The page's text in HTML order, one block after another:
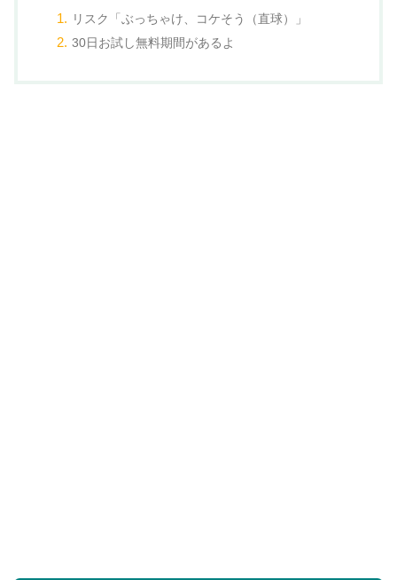
リスク「ぶっちゃけ、コケそう（直球）」
30日お試し無料期間があるよ